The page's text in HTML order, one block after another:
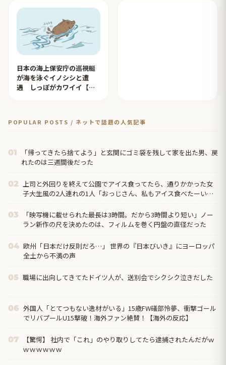
日本の海上保安庁の巡視艇
が海を泳ぐイノシシと遭
遇 しっぽがカワイイ【タ
POPULAR POSTS / ネットで話題の人気記事
01
「帰ってきたら捨てよう」と玄関にゴミ袋を残して家を出た男、戻
れたのは三週間後だった
02 上司と外回りを終えて公園でアイス食ってたら、通りかかった女
子大生風の2人連れの1人「おっじさん、私もアイス食べたーい
03
「映写機に載せられた最長は3時間。だから3時間より短い」ノー
ラン新作の尺を決めたのは、フィルムを巻く円盤の直径だった
04 欧州「日本だけ反則だろ…」 世界の『日本びいき』にヨーロッパ
全土から不満の声
05 職場に出向してきてたドイツ人が、送別会でシクシク泣きだした
06 外国人「とてつもない逸材がいる」15歳FW礒部怜夢、衝撃ゴール
でリバプールU15撃破！海外ファン絶賛！【海外の反応】
07
【驚愕】 社内で「これ」のやり取りしてたら逮捕されたんだがｗ
ｗｗｗｗｗｗ